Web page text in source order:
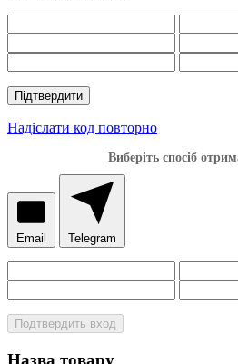
Підтвердити
Надіслати код повторно
Виберіть спосіб
Email Telegram
Подтвердить вход
Назва товару